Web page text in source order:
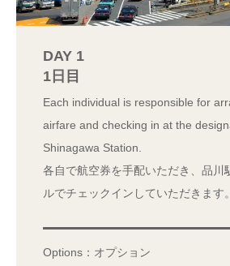
DAY 1
1日目
Each individual is responsible for
airfare and checking in at the
Shinagawa Station.
各自で航空券を手配いただき、品川
ルでチェックインしていただきます。
Options：オプション